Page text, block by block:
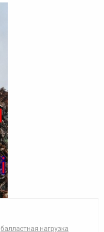
балластная нагрузка